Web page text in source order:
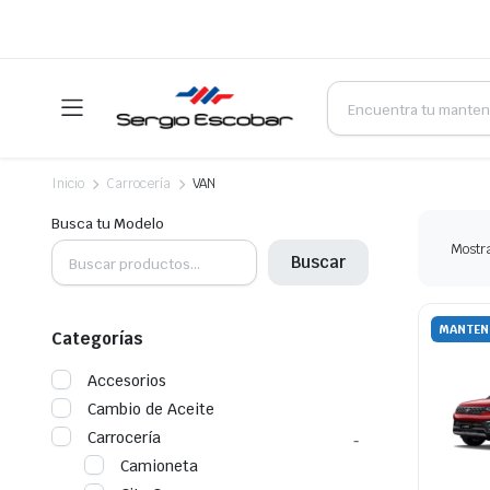
Products
search
Inicio Carrocería VAN
Busca tu Modelo
Buscar
Categorías
Accesorios
Cambio de Aceite
Carrocería
Camioneta